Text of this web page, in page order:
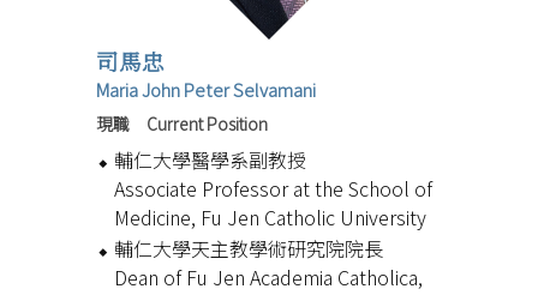
司馬忠
Maria John Peter Selvamani
現職 Current Position
輔仁大學醫學系副教授
Associate Professor at the School of
Medicine, Fu Jen Catholic University
輔仁大學天主教學術研究院院長
Dean of Fu Jen Academia Catholica,